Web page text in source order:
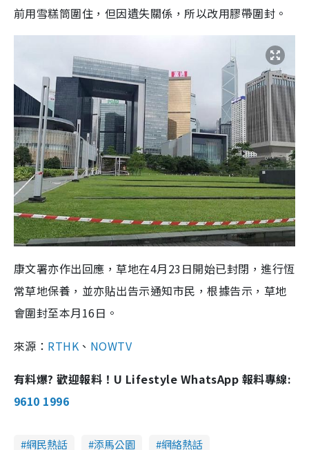
前用雪糕筒圍住，但因遺失關係，所以改用膠帶圍封。
康文署亦作出回應，草地在4月23日開始已封閉，進行恆
常草地保養，並亦貼出告示通知市民，根據告示，草地
會圍封至本月16日。
來源： RTHK 、 NOWTV
有料爆? 歡迎報料！U Lifestyle WhatsApp 報料專線:
9610 1996
網民熱話 添馬公園 網絡熱話